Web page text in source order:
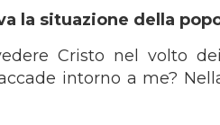
la situazione della
Cristo nel volto
intorno a me?